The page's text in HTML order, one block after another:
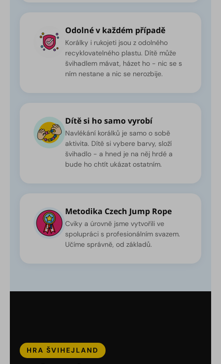
Odolné v každém případě
Korálky i rukojeti jsou z odolného
recyklovatelného plastu. Dítě může
švihadlem mávat, házet ho - nic se s
ním nestane a nic se nerozbije.
Dítě si ho samo vyrobí
Navlékání korálků je samo o sobě
aktivita. Dítě si vybere barvy, složí
švihadlo - a hned je na něj hrdé a
bude ho chtít ukázat ostatním.
Metodika Czech Jump Rope
Cviky a úrovně jsme vytvořili ve
spolupráci s profesionálním svazem.
Učíme správně, od základů.
HRA ŠVIHEJLAND